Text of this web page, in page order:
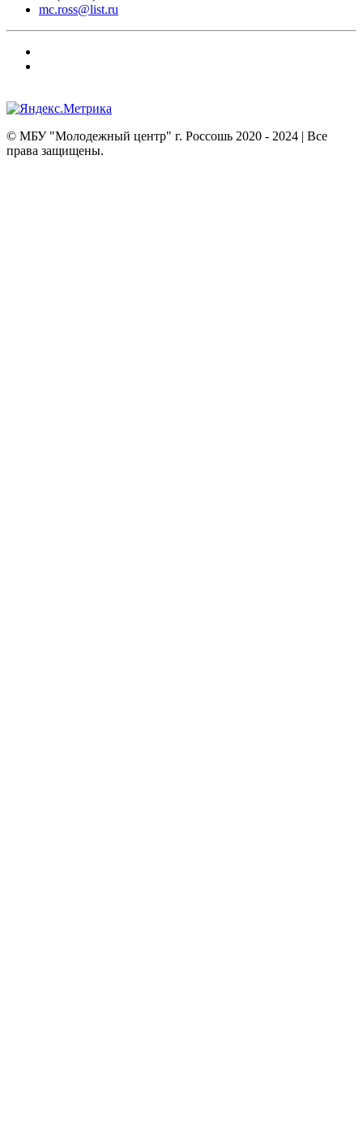
mc.ross@list.ru
© МБУ "Молодежный центр" г. Россошь 2020 - 2024 | Все
права защищены.